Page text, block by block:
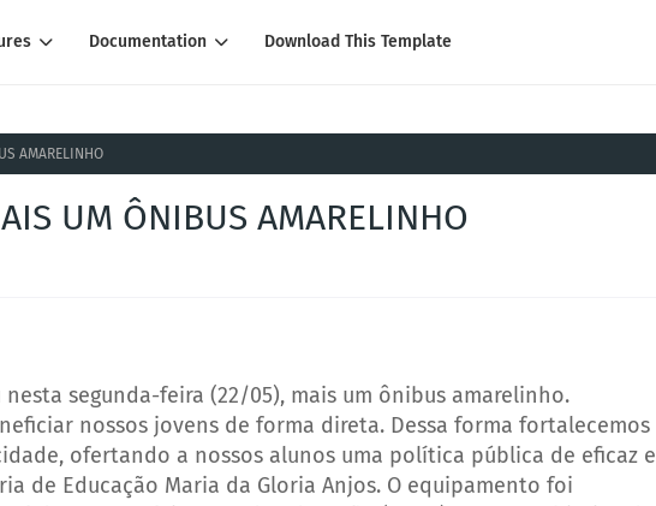
Documentation Download This Template
AMARELINHO
UM ÔNIBUS AMARELINHO
segunda-feira (22/05), mais um ônibus amarelinho.
nossos jovens de forma direta. Dessa forma fortalecemos
ofertando a nossos alunos uma política pública de eficaz e
de Educação Maria da Gloria Anjos. O equipamento foi